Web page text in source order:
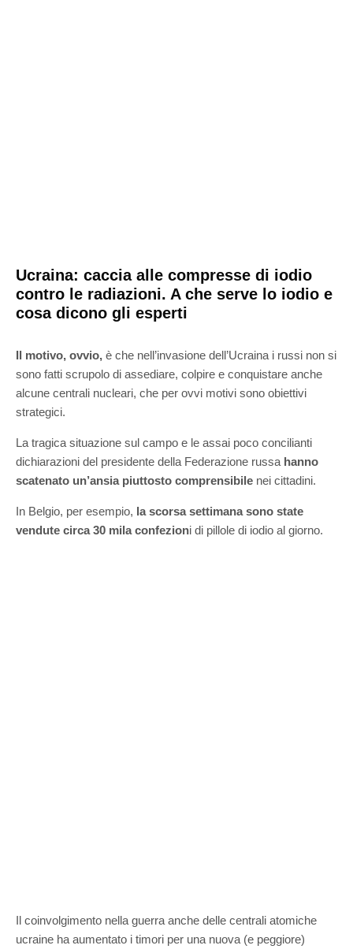
Ucraina: caccia alle compresse di iodio
contro le radiazioni. A che serve lo iodio e
cosa dicono gli esperti
Il motivo, ovvio, è che nell’invasione dell’Ucraina i russi non si
sono fatti scrupolo di assediare, colpire e conquistare anche
alcune centrali nucleari, che per ovvi motivi sono obiettivi
strategici.
La tragica situazione sul campo e le assai poco concilianti
dichiarazioni del presidente della Federazione russa hanno
scatenato un’ansia piuttosto comprensibile nei cittadini.
In Belgio, per esempio, la scorsa settimana sono state
vendute circa 30 mila confezioni di pillole di iodio al giorno.
Il coinvolgimento nella guerra anche delle centrali atomiche
ucraine ha aumentato i timori per una nuova (e peggiore)